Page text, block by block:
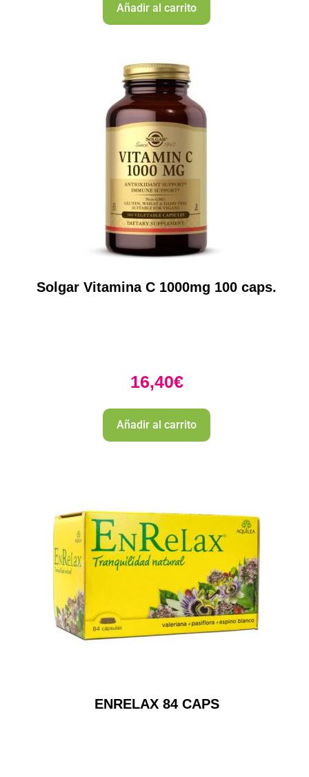
Añadir al carrito
Solgar Vitamina C 1000mg 100 caps.
16,40€
Añadir al carrito
ENRELAX 84 CAPS